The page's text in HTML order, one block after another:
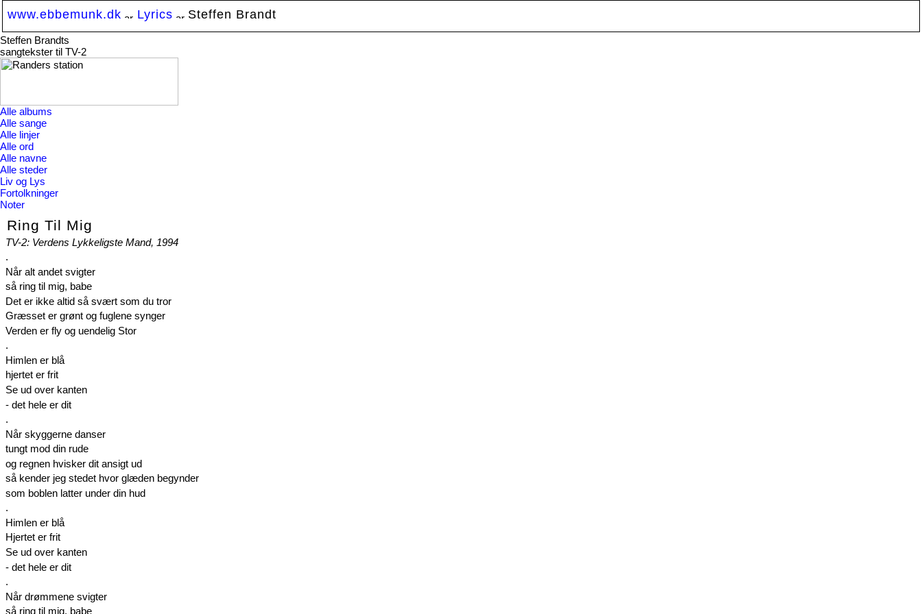
www.ebbemunk.dk Lyrics Steffen Brandt
Steffen Brandts
sangtekster til TV-2
Alle albums
Alle sange
Alle linjer
Alle ord
Alle navne
Alle steder
Liv og Lys
Fortolkninger
Noter
Ring Til Mig
TV-2: Verdens Lykkeligste Mand, 1994
.
Når alt andet svigter
så ring til mig, babe
Det er ikke altid så svært som du tror
Græsset er grønt og fuglene synger
Verden er fly og uendelig Stor
.
Himlen er blå
hjertet er frit
Se ud over kanten
- det hele er dit
.
Når skyggerne danser
tungt mod din rude
og regnen hvisker dit ansigt ud
så kender jeg stedet hvor glæden begynder
som boblen latter under din hud
.
Himlen er blå
Hjertet er frit
Se ud over kanten
- det hele er dit
.
Når drømmene svigter
så ring til mig. babe